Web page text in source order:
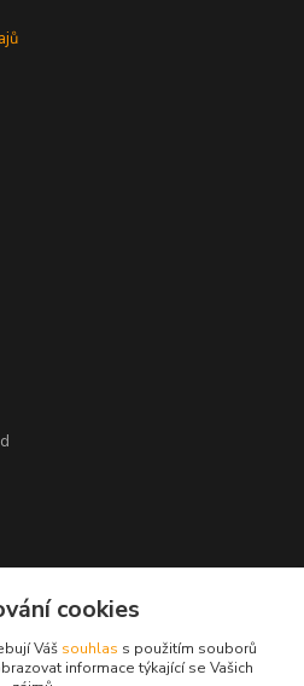
cookies
Váš souhlas s použitím souborů
informace týkající se Vašich